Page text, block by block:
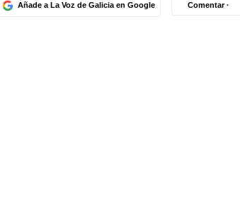
Añade a La Voz de Galicia en Google Comentar ·